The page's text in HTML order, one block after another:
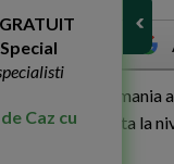
faptul ca
inregistrata la
Caz cu